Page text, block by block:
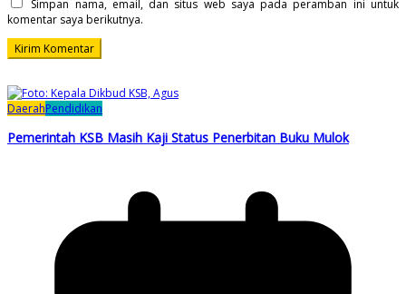
Simpan nama, email, dan situs web saya pada peramban ini untuk
komentar saya berikutnya.
DaerahPendidikan
Pemerintah KSB Masih Kaji Status Penerbitan Buku Mulok